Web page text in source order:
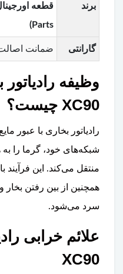
برند
Parts)
گارانتی ضمانت
وظیفه
XC90 چیست؟
رادیاتور بخاری با عبور
شبکه‌های خود، گرما را
منتقل می‌کند. این
همچنین از بین رفتن
سرد می‌شود.
علائم خرابی
XC90